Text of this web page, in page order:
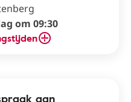
om 09:30
aan